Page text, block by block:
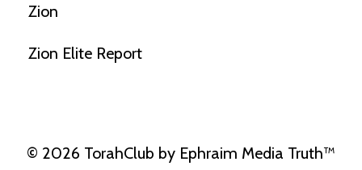
Zion
Zion Elite Report
© 2026 TorahClub by Ephraim Media Truth™